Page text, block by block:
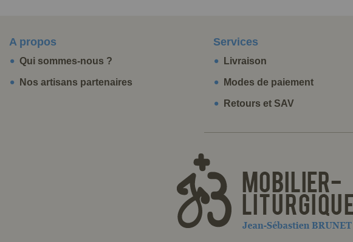
A propos
Qui sommes-nous ?
Nos artisans partenaires
Services
Livraison
Modes de paiement
Retours et SAV